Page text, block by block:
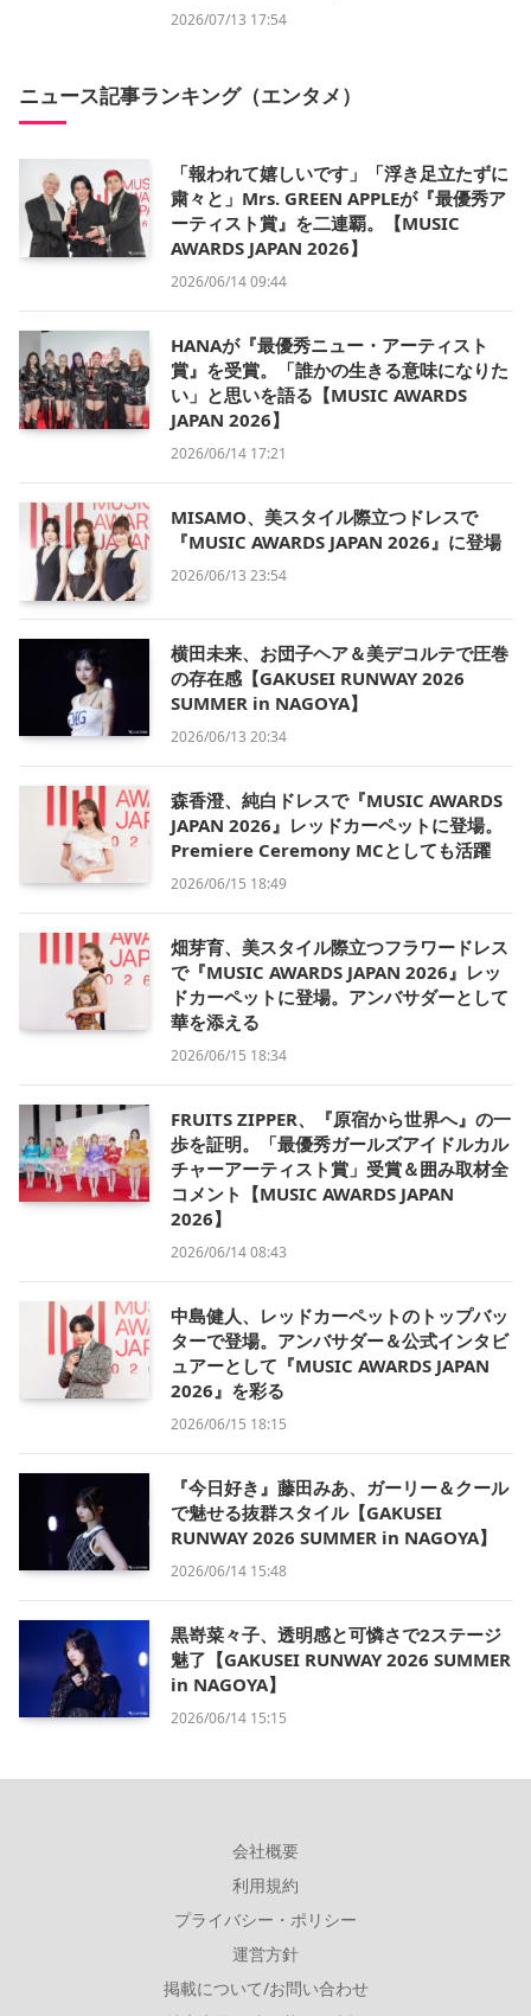
2026/07/13 17:54
ニュース記事ランキング（エンタメ）
「報われて嬉しいです」「浮き足立たずに
粛々と」Mrs. GREEN APPLEが『最優秀ア
ーティスト賞』を二連覇。【MUSIC
AWARDS JAPAN 2026】
2026/06/14 09:44
HANAが『最優秀ニュー・アーティスト
賞』を受賞。「誰かの生きる意味になりた
い」と思いを語る【MUSIC AWARDS
JAPAN 2026】
2026/06/14 17:21
MISAMO、美スタイル際立つドレスで
『MUSIC AWARDS JAPAN 2026』に登場
2026/06/13 23:54
横田未来、お団子ヘア＆美デコルテで圧巻
の存在感【GAKUSEI RUNWAY 2026
SUMMER in NAGOYA】
2026/06/13 20:34
森香澄、純白ドレスで『MUSIC AWARDS
JAPAN 2026』レッドカーペットに登場。
Premiere Ceremony MCとしても活躍
2026/06/15 18:49
畑芽育、美スタイル際立つフラワードレス
で『MUSIC AWARDS JAPAN 2026』レッ
ドカーペットに登場。アンバサダーとして
華を添える
2026/06/15 18:34
FRUITS ZIPPER、『原宿から世界へ』の一
歩を証明。「最優秀ガールズアイドルカル
チャーアーティスト賞」受賞＆囲み取材全
コメント【MUSIC AWARDS JAPAN
2026】
2026/06/14 08:43
中島健人、レッドカーペットのトップバッ
ターで登場。アンバサダー＆公式インタビ
ュアーとして『MUSIC AWARDS JAPAN
2026』を彩る
2026/06/15 18:15
『今日好き』藤田みあ、ガーリー＆クール
で魅せる抜群スタイル【GAKUSEI
RUNWAY 2026 SUMMER in NAGOYA】
2026/06/14 15:48
黒嵜菜々子、透明感と可憐さで2ステージ
魅了【GAKUSEI RUNWAY 2026 SUMMER
in NAGOYA】
2026/06/14 15:15
会社概要
利用規約
プライバシー・ポリシー
運営方針
掲載について/お問い合わせ